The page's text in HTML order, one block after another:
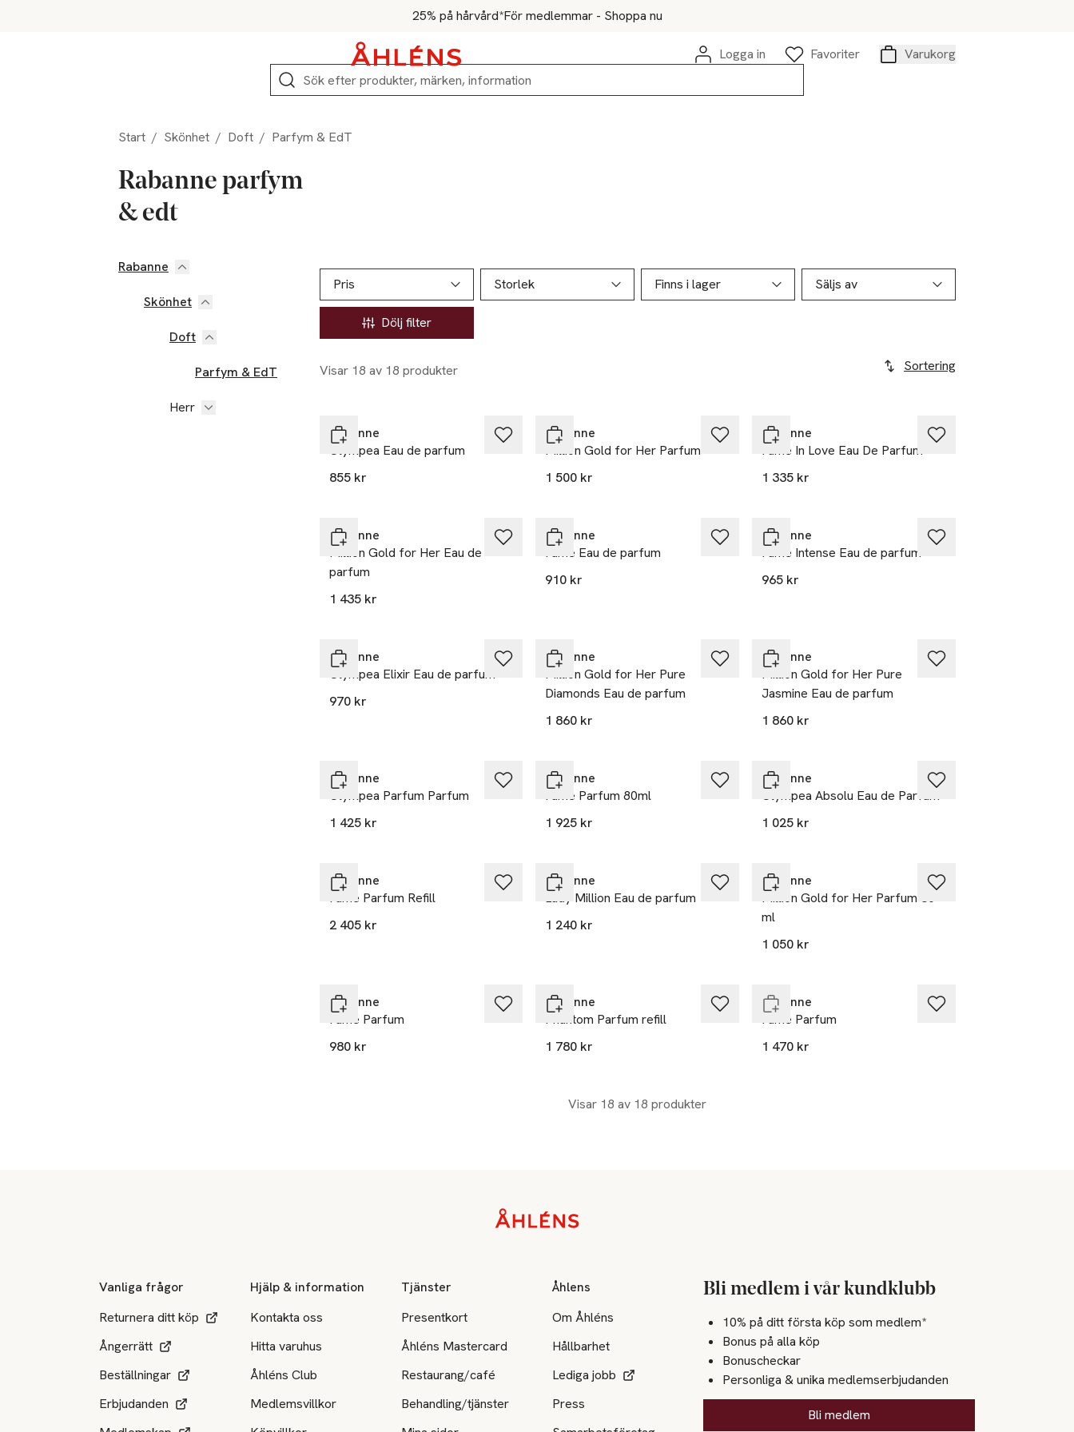
25% på hårvård*För medlemmar - Shoppa nu
Logga in
Favoriter
Varukorg
Sök
Start / Skönhet / Doft / Parfym & EdT
Rabanne parfym
& edt
Hoppa till produktsidan
Rabanne
Skönhet
Doft
Parfym & EdT
Herr
Hoppa till produktsidan
Pris
Storlek Finns i lager Säljs av
Dölj filter
Visar 18 av 18 produkter Sortering
Lista över produkter
Rabanne
Olympea Eau de parfum
855 kr
Rabanne
Million Gold for Her Parfum
1 500 kr
Rabanne
Fame In Love Eau De Parfum
1 335 kr
Rabanne
Million Gold for Her Eau de
parfum
1 435 kr
Rabanne
Fame Eau de parfum
910 kr
Rabanne
Fame Intense Eau de parfum
965 kr
Rabanne
Olympea Elixir Eau de parfum
970 kr
Rabanne
Million Gold for Her Pure
Diamonds Eau de parfum
1 860 kr
Rabanne
Million Gold for Her Pure
Jasmine Eau de parfum
1 860 kr
Rabanne
Olympea Parfum Parfum
1 425 kr
Rabanne
Fame Parfum 80ml
1 925 kr
Rabanne
Olympea Absolu Eau de Parfum
1 025 kr
Rabanne
Fame Parfum Refill
2 405 kr
Rabanne
Lady Million Eau de parfum
1 240 kr
Rabanne
Million Gold for Her Parfum 30
ml
1 050 kr
Rabanne
Fame Parfum
980 kr
Rabanne
Phantom Parfum refill
1 780 kr
Rabanne
Fame Parfum
1 470 kr
Visar 18 av 18 produkter
Vanliga frågor
Returnera ditt köp
Ångerrätt
Beställningar
Erbjudanden
Hjälp & information
Kontakta oss
Hitta varuhus
Åhléns Club
Medlemsvillkor
Tjänster
Presentkort
Åhléns Mastercard
Restaurang/café
Behandling/tjänster
Åhlens
Om Åhléns
Hållbarhet
Lediga jobb
Press
Bli medlem i vår kundklubb
10% på ditt första köp som medlem*
Bonus på alla köp
Bonuscheckar
Personliga & unika medlemserbjudanden
Bli medlem